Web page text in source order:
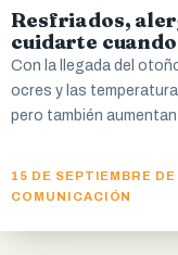
Resfriados,
cuidarte
Con la llegada del
ocres y las
pero también
15 DE SEPTIEMBRE
COMUNICACIÓN